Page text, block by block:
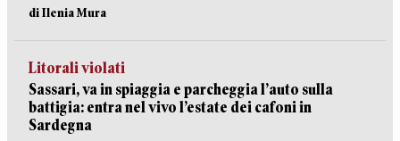
di Ilenia Mura
Litorali violati
Sassari, va in spiaggia e parcheggia l’auto sulla
battigia: entra nel vivo l’estate dei cafoni in
Sardegna